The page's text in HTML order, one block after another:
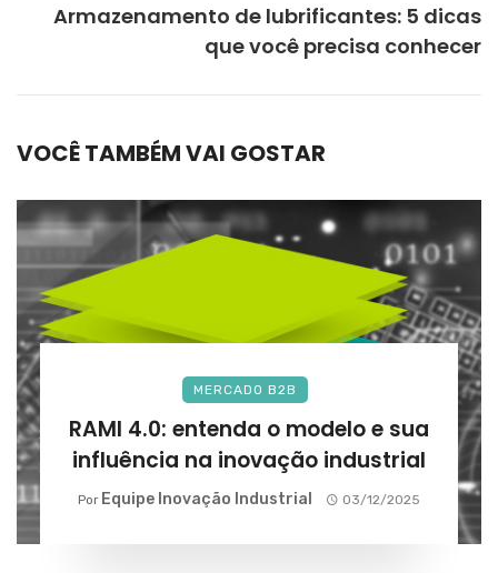
Armazenamento de lubrificantes: 5 dicas
que você precisa conhecer
VOCÊ TAMBÉM VAI GOSTAR
MERCADO B2B
RAMI 4.0: entenda o modelo e sua
influência na inovação industrial
Por Equipe Inovação Industrial 03/12/2025